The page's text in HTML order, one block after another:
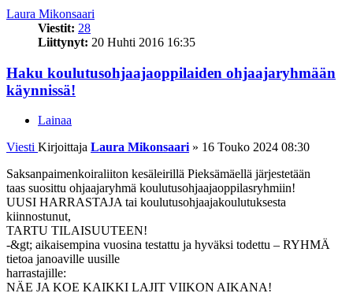
Laura Mikonsaari
Viestit: 28
Liittynyt: 20 Huhti 2016 16:35
Haku koulutusohjaajaoppilaiden ohjaajaryhmään
käynnissä!
Lainaa
Viesti Kirjoittaja Laura Mikonsaari » 16 Touko 2024 08:30
Saksanpaimenkoiraliiton kesäleirillä Pieksämäellä järjestetään
taas suosittu ohjaajaryhmä koulutusohjaajaoppilasryhmiin!
UUSI HARRASTAJA tai koulutusohjaajakoulutuksesta
kiinnostunut,
TARTU TILAISUUTEEN!
-&gt; aikaisempina vuosina testattu ja hyväksi todettu – RYHMÄ
tietoa janoaville uusille
harrastajille:
NÄE JA KOE KAIKKI LAJIT VIIKON AIKANA!